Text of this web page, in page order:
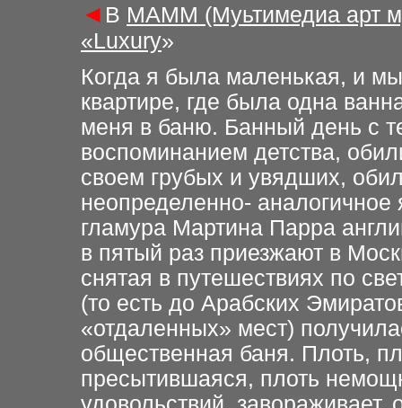
◄ В МАММ (Муьтимедиа арт
«Luxury»
Когда я была маленькая, и
квартире, где была одна
меня в баню. Банный день с
воспоминанием детства,
своем грубых и увядших,
неопределенно- аналогичное
гламура Мартина Парра
в пятый раз приезжают в
снятая в путешествиях по
(то есть до Арабских
«отдаленных» мест)
общественная баня. Плоть,
пресытившаяся, плоть